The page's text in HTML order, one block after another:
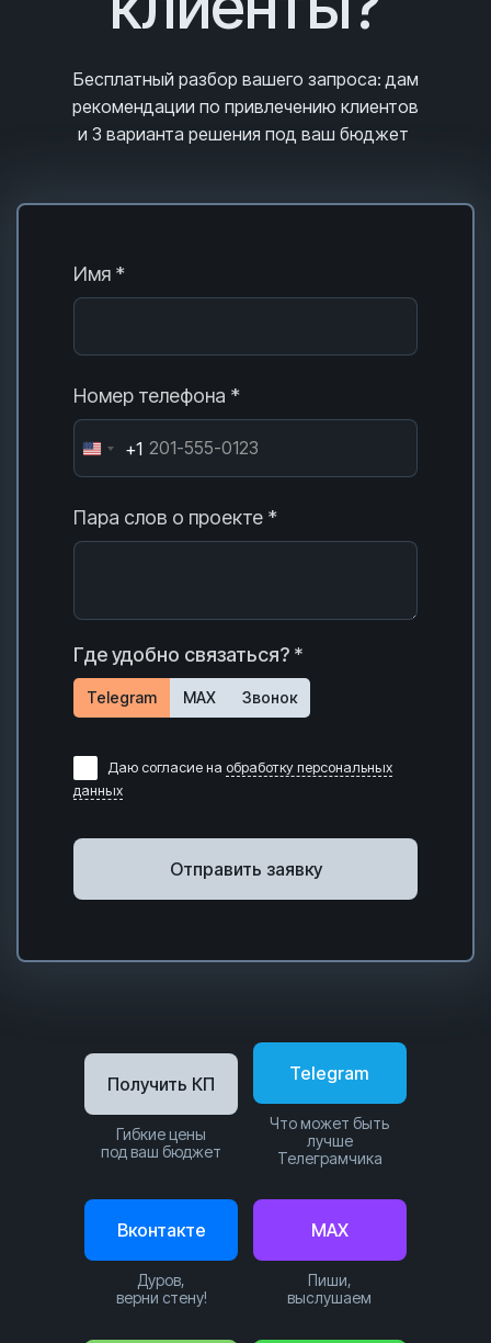
Бесплатный разбор вашего запроса: дам
рекомендации по привлечению клиентов
и 3 варианта решения под ваш бюджет
Имя *
Номер телефона *
+1
Пара слов о проекте *
Где удобно связаться? *
Telegram MAX Звонок
Даю согласие на обработку персональных
данных
Отправить заявку
Telegram
Что может быть
лучше
Телеграмчика
Вконтакте
Дуров,
верни стену!
Получить КП
Гибкие цены
под ваш бюджет
MAX
Пиши,
выслушаем